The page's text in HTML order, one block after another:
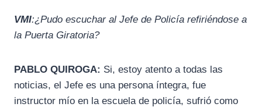
VMI:¿Pudo escuchar al Jefe de Policía refiriéndose a
la Puerta Giratoria?
PABLO QUIROGA: Si, estoy atento a todas las
noticias, el Jefe es una persona íntegra, fue
instructor mío en la escuela de policía, sufrió como